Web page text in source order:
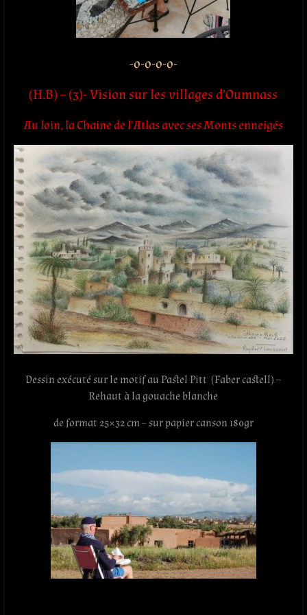
-o-o-o-o-
(H.B) – (3)- Vision sur les villages d’Oumnass
Au loin, la Chaine de l’Atlas avec ses Monts enneigés
Dessin exécuté sur le motif au Pastel Pitt (Faber castell) –
Rehaut à la gouache blanche
de format 25×32 cm – sur papier canson 180gr